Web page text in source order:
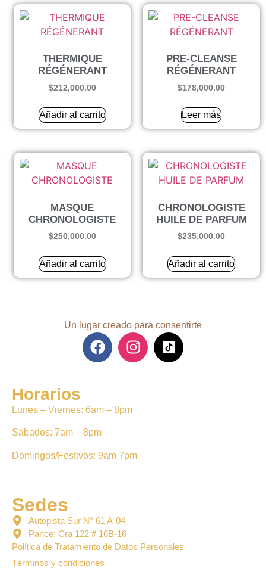
THERMIQUE
RÉGÉNERANT
$212,000.00
Añadir al carrito
PRE-CLEANSE
RÉGÉNERANT
$178,000.00
Leer más
MASQUE
CHRONOLOGISTE
$250,000.00
Añadir al carrito
CHRONOLOGISTE
HUILE DE PARFUM
$235,000.00
Añadir al carrito
Un lugar creado para consentirte
Horarios
Lunes – Viernes: 6am – 8pm
Sabados: 7am – 8pm
Domingos/Festivos: 9am 7pm
Sedes
Autopista Sur N° 61 A-04
Pance: Cra 122 # 16B-16
Política de Tratamiento de Datos Personales
Términos y condiciones